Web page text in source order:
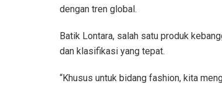
dengan tren global.
Batik Lontara, salah satu produk
dan klasifikasi yang tepat.
“Khusus untuk bidang fashion, kita